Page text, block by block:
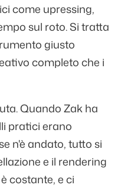
come upressing,
sul roto. Si tratta
giusto
completo che i
Quando Zak ha
pratici erano
n'è andato, tutto si
e il rendering
costante, e ci